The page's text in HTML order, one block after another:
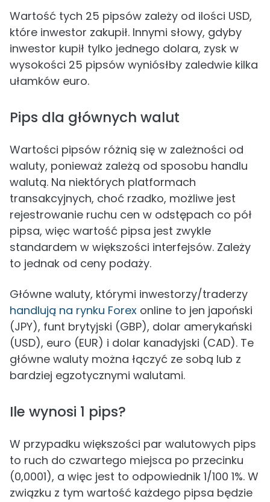
Wartość tych 25 pipsów zależy od ilości USD,
które inwestor zakupił. Innymi słowy, gdyby
inwestor kupił tylko jednego dolara, zysk w
wysokości 25 pipsów wyniósłby zaledwie kilka
ułamków euro.
Pips dla głównych walut
Wartości pipsów różnią się w zależności od
waluty, ponieważ zależą od sposobu handlu
walutą. Na niektórych platformach
transakcyjnych, choć rzadko, możliwe jest
rejestrowanie ruchu cen w odstępach co pół
pipsa, więc wartość pipsa jest zwykle
standardem w większości interfejsów. Zależy
to jednak od ceny podaży.
Główne waluty, którymi inwestorzy/traderzy
handlują na rynku Forex online to jen japoński
(JPY), funt brytyjski (GBP), dolar amerykański
(USD), euro (EUR) i dolar kanadyjski (CAD). Te
główne waluty można łączyć ze sobą lub z
bardziej egzotycznymi walutami.
Ile wynosi 1 pips?
W przypadku większości par walutowych pips
to ruch do czwartego miejsca po przecinku
(0,0001), a więc jest to odpowiednik 1/100 1%. W
związku z tym wartość każdego pipsa będzie